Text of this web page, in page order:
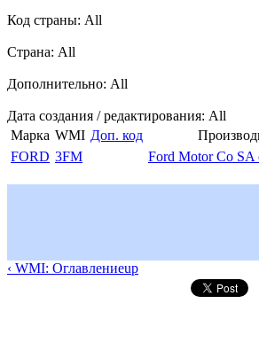
Код страны: All
Страна: All
Дополнительно: All
Дата создания / редактирования: All
Марка WMI Доп. код
FORD 3FM Ford Motor Co
‹ WMI: Оглавлениеup